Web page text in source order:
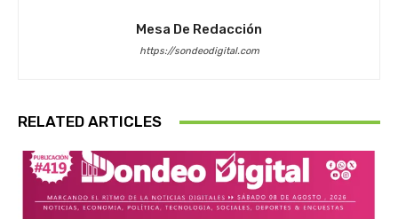
Mesa De Redacción
https://sondeodigital.com
RELATED ARTICLES